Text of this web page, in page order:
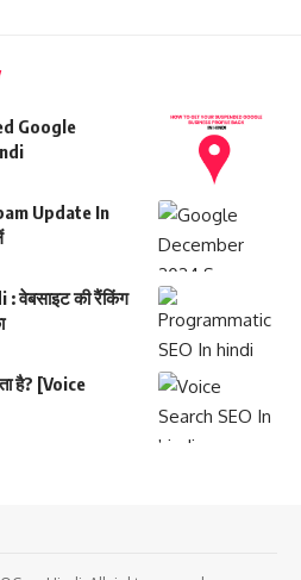
Google
Update In
वेबसाइट की रैंकिंग
है? [Voice